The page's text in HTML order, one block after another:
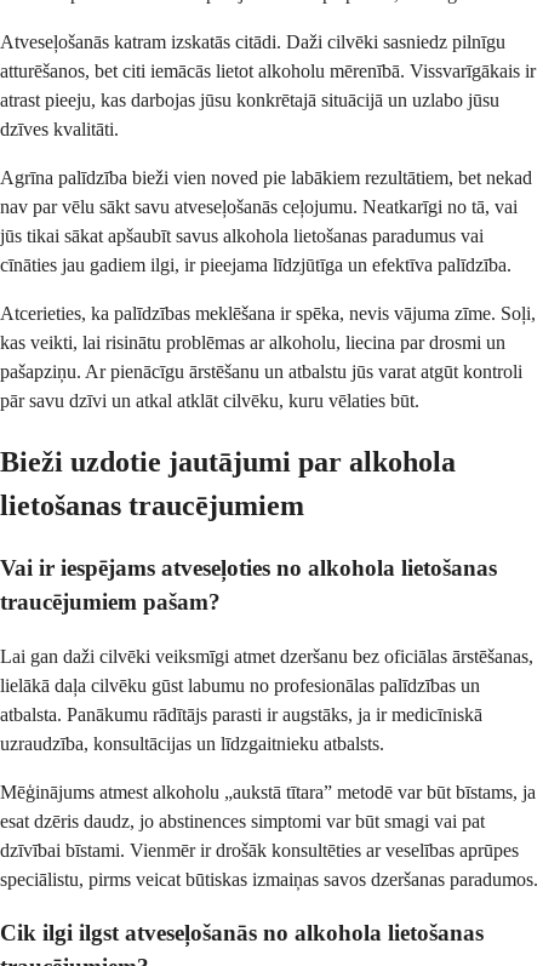
Atveseļošanās katram izskatās citādi. Daži cilvēki sasniedz pilnīgu
atturēšanos, bet citi iemācās lietot alkoholu mērenībā. Vissvarīgākais ir
atrast pieeju, kas darbojas jūsu konkrētajā situācijā un uzlabo jūsu
dzīves kvalitāti.
Agrīna palīdzība bieži vien noved pie labākiem rezultātiem, bet nekad
nav par vēlu sākt savu atveseļošanās ceļojumu. Neatkarīgi no tā, vai
jūs tikai sākat apšaubīt savus alkohola lietošanas paradumus vai
cīnāties jau gadiem ilgi, ir pieejama līdzjūtīga un efektīva palīdzība.
Atcerieties, ka palīdzības meklēšana ir spēka, nevis vājuma zīme. Soļi,
kas veikti, lai risinātu problēmas ar alkoholu, liecina par drosmi un
pašapziņu. Ar pienācīgu ārstēšanu un atbalstu jūs varat atgūt kontroli
pār savu dzīvi un atkal atklāt cilvēku, kuru vēlaties būt.
Bieži uzdotie jautājumi par alkohola
lietošanas traucējumiem
Vai ir iespējams atveseļoties no alkohola lietošanas
traucējumiem pašam?
Lai gan daži cilvēki veiksmīgi atmet dzeršanu bez oficiālas ārstēšanas,
lielākā daļa cilvēku gūst labumu no profesionālas palīdzības un
atbalsta. Panākumu rādītājs parasti ir augstāks, ja ir medicīniskā
uzraudzība, konsultācijas un līdzgaitnieku atbalsts.
Mēģinājums atmest alkoholu „aukstā tītara” metodē var būt bīstams, ja
esat dzēris daudz, jo abstinences simptomi var būt smagi vai pat
dzīvībai bīstami. Vienmēr ir drošāk konsultēties ar veselības aprūpes
speciālistu, pirms veicat būtiskas izmaiņas savos dzeršanas paradumos.
Cik ilgi ilgst atveseļošanās no alkohola lietošanas